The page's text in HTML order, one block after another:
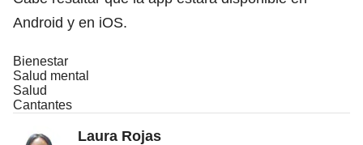
Android y en iOS.
Bienestar
Salud mental
Salud
Cantantes
Laura Rojas